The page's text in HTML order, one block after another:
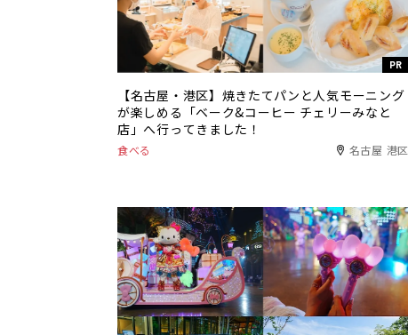
PR
【名古屋・港区】焼きたてパンと人気モーニング
が楽しめる「ベーク&コーヒー チェリーみなと
店」へ行ってきました！
食べる 名古屋 港区